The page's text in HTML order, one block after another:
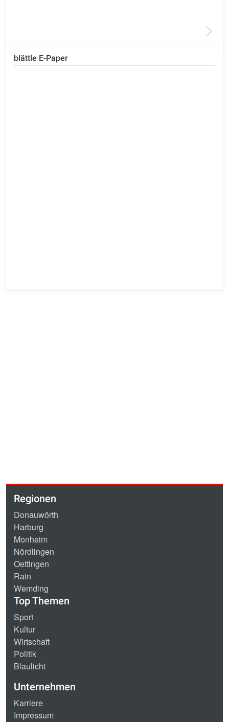
blättle E-Paper
Regionen
Donauwörth
Harburg
Monheim
Nördlingen
Oettingen
Rain
Wemding
Top Themen
Sport
Kultur
Wirtschaft
Politik
Blaulicht
Unternehmen
Karriere
Impressum